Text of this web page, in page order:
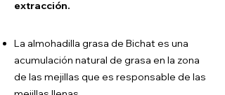
extracción.
La almohadilla grasa de Bichat es una
acumulación natural de grasa en la zona
de las mejillas que es responsable de las